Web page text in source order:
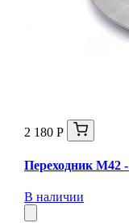
2 180 Р
Переходник M42
В наличии